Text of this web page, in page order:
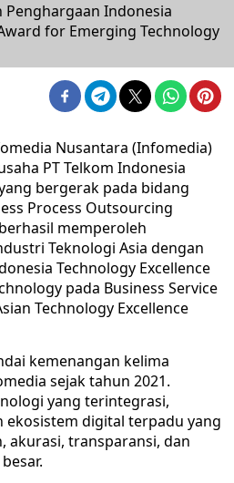
Indonesia
for Emerging Technology
Nusantara (Infomedia)
PT Telkom Indonesia
bergerak pada bidang
Process Outsourcing
memperoleh
Teknologi Asia dengan
Technology Excellence
pada Business Service
Technology Excellence
kemenangan kelima
sejak tahun 2021.
yang terintegrasi,
digital terpadu yang
akurasi, transparansi, dan